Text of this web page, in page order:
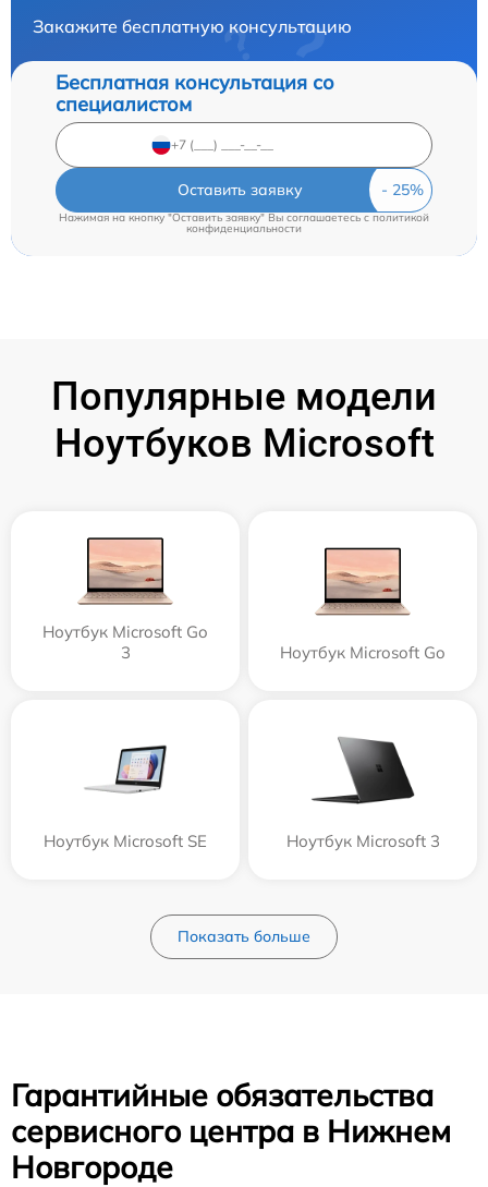
Закажите бесплатную консультацию
Бесплатная консультация со
специалистом
Оставить заявку
Нажимая на кнопку "Оставить заявку" Вы соглашаетесь cполитикой
конфиденциальности
Популярные модели
Ноутбуков Microsoft
Ноутбук Microsoft Go
3
Ноутбук Microsoft Go
Ноутбук Microsoft SE Ноутбук Microsoft 3
Показать больше
Гарантийные обязательства
сервисного центра в Нижнем
Новгороде